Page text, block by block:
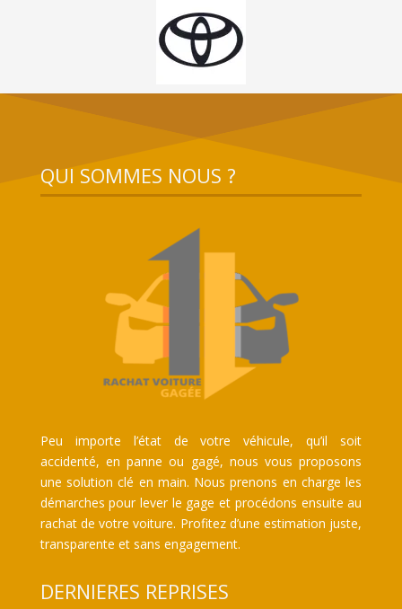
QUI SOMMES NOUS ?
Peu importe l’état de votre véhicule, qu’il soit
accidenté, en panne ou gagé, nous vous proposons
une solution clé en main. Nous prenons en charge les
démarches pour lever le gage et procédons ensuite au
rachat de votre voiture. Profitez d’une estimation juste,
transparente et sans engagement.
DERNIERES REPRISES